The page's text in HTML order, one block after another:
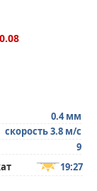
0.4 мм
скорость 3.8 м/с
9
19:27